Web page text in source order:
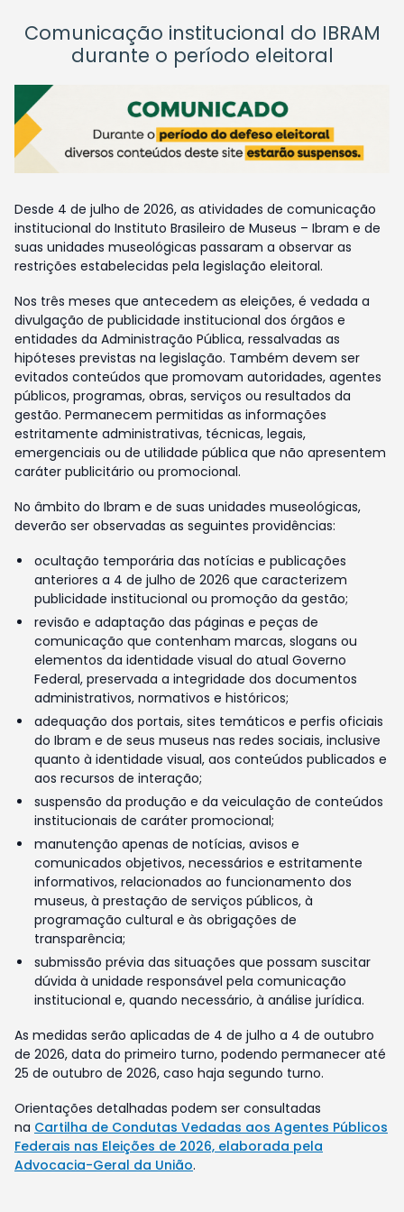
Comunicação institucional do IBRAM
durante o período eleitoral
Desde 4 de julho de 2026, as atividades de comunicação
institucional do Instituto Brasileiro de Museus – Ibram e de
suas unidades museológicas passaram a observar as
restrições estabelecidas pela legislação eleitoral.
Nos três meses que antecedem as eleições, é vedada a
divulgação de publicidade institucional dos órgãos e
entidades da Administração Pública, ressalvadas as
hipóteses previstas na legislação. Também devem ser
evitados conteúdos que promovam autoridades, agentes
públicos, programas, obras, serviços ou resultados da
gestão. Permanecem permitidas as informações
estritamente administrativas, técnicas, legais,
emergenciais ou de utilidade pública que não apresentem
caráter publicitário ou promocional.
No âmbito do Ibram e de suas unidades museológicas,
deverão ser observadas as seguintes providências:
ocultação temporária das notícias e publicações
anteriores a 4 de julho de 2026 que caracterizem
publicidade institucional ou promoção da gestão;
revisão e adaptação das páginas e peças de
comunicação que contenham marcas, slogans ou
elementos da identidade visual do atual Governo
Federal, preservada a integridade dos documentos
administrativos, normativos e históricos;
adequação dos portais, sites temáticos e perfis oficiais
do Ibram e de seus museus nas redes sociais, inclusive
quanto à identidade visual, aos conteúdos publicados e
aos recursos de interação;
suspensão da produção e da veiculação de conteúdos
institucionais de caráter promocional;
manutenção apenas de notícias, avisos e
comunicados objetivos, necessários e estritamente
informativos, relacionados ao funcionamento dos
museus, à prestação de serviços públicos, à
programação cultural e às obrigações de
transparência;
submissão prévia das situações que possam suscitar
dúvida à unidade responsável pela comunicação
institucional e, quando necessário, à análise jurídica.
As medidas serão aplicadas de 4 de julho a 4 de outubro
de 2026, data do primeiro turno, podendo permanecer até
25 de outubro de 2026, caso haja segundo turno.
Orientações detalhadas podem ser consultadas
na Cartilha de Condutas Vedadas aos Agentes Públicos
Federais nas Eleições de 2026, elaborada pela
Advocacia-Geral da União.